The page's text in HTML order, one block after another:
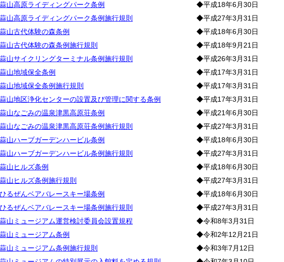
山高原ライディングパーク条例
◆平成18年6月30日
山高原ライディングパーク条例施行規則
◆平成27年3月31日
山古代体験の森条例
◆平成18年6月30日
山古代体験の森条例施行規則
◆平成18年9月21日
山サイクリングターミナル条例施行規則
◆平成26年3月31日
山地域保全条例
◆平成17年3月31日
山地域保全条例施行規則
◆平成17年3月31日
山地区浄化センターの設置及び管理に関する条例
◆平成17年3月31日
山なごみの温泉津黒高原荘条例
◆平成21年6月30日
山なごみの温泉津黒高原荘条例施行規則
◆平成27年3月31日
山ハーブガーデンハービル条例
◆平成18年6月30日
山ハーブガーデンハービル条例施行規則
◆平成27年3月31日
山ヒルズ条例
◆平成18年6月30日
山ヒルズ条例施行規則
◆平成27年3月31日
るぜんベアバレースキー場条例
◆平成18年6月30日
るぜんベアバレースキー場条例施行規則
◆平成27年3月31日
山ミュージアム運営検討委員会設置規程
◆令和8年3月31日
山ミュージアム条例
◆令和2年12月21日
山ミュージアム条例施行規則
◆令和3年7月12日